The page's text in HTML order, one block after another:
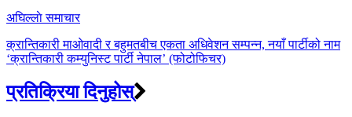
अघिल्लाे समाचार
क्रान्तिकारी माओवादी र बहुमतबीच एकता अधिवेशन सम्पन्न, नयाँ पार्टीको नाम
‘क्रान्तिकारी कम्युनिस्ट पार्टी नेपाल’ (फोटोफिचर)
प्रतिक्रिया दिनुहोस्